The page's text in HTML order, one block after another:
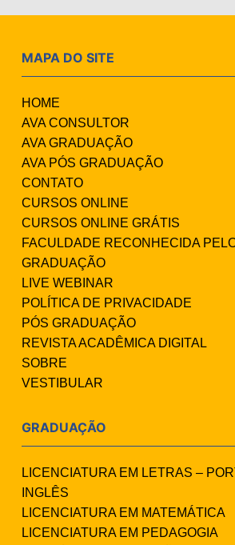
MAPA DO SITE
HOME
AVA CONSULTOR
AVA GRADUAÇÃO
AVA PÓS GRADUAÇÃO
CONTATO
CURSOS ONLINE
CURSOS ONLINE GRÁTIS
FACULDADE RECONHECIDA
GRADUAÇÃO
LIVE WEBINAR
POLÍTICA DE PRIVACIDADE
PÓS GRADUAÇÃO
REVISTA ACADÊMICA DIGITAL
SOBRE
VESTIBULAR
GRADUAÇÃO
LICENCIATURA EM LETRAS –
INGLÊS
LICENCIATURA EM MATEMÁTICA
LICENCIATURA EM PEDAGOGIA